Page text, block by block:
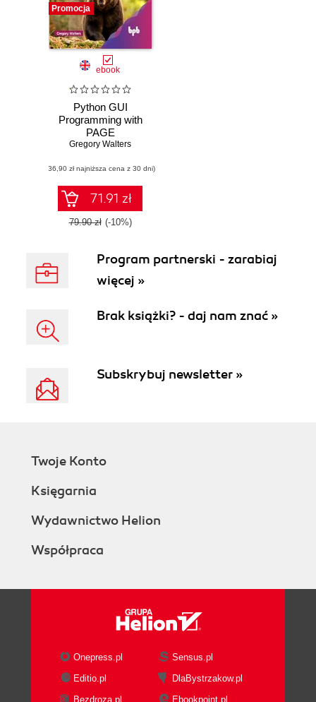
Promocja
ebook
Python GUI
Programming with
PAGE
Gregory Walters
(36,90 zł najniższa cena z 30 dni)
71.91 zł
79.90 zł (-10%)
Program partnerski - zarabiaj
więcej »
Brak książki? - daj nam znać »
Subskrybuj newsletter »
Twoje Konto
Księgarnia
Wydawnictwo Helion
Współpraca
Onepress.pl
Sensus.pl
Editio.pl
DlaBystrzakow.pl
Bezdroza.pl
Ebookpoint.pl